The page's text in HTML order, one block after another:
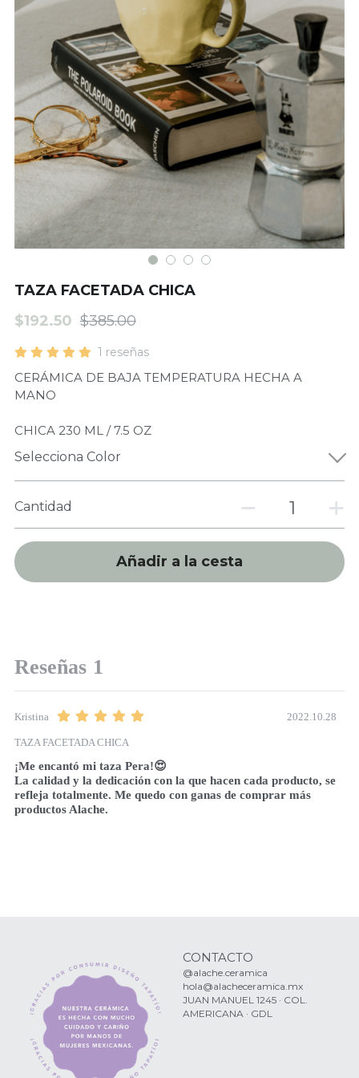
TAZA FACETADA CHICA
$192.50 $385.00
1 reseñas
CERÁMICA DE BAJA TEMPERATURA HECHA A
MANO
CHICA 230 ML / 7.5 OZ
Selecciona Color
Cantidad
Añadir a la cesta
Reseñas 1
Kristina 2022.10.28
TAZA FACETADA CHICA
¡Me encantó mi taza Pera!😍
La calidad y la dedicación con la que hacen cada producto, se
refleja totalmente. Me quedo con ganas de comprar más
productos Alache.
CONTACTO
@alache.ceramica
hola@alacheceramica.mx
JUAN MANUEL 1245 · COL.
AMERICANA · GDL
Matcha